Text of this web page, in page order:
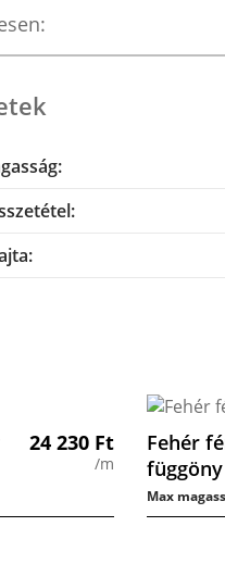
24 230 Ft
/m
Fehér
függöny
Max